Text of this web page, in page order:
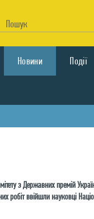
Новини Подiї
з Державних премій
робіт ввійшли науковці